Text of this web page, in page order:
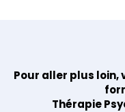
Pour aller plus loin,
Thérapie